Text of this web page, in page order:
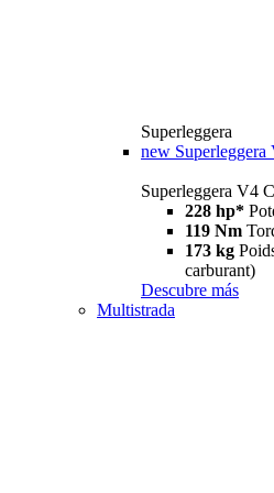
Superleggera
new
Superleggera V4
228 hp*
119 Nm
173 kg
carburant)
Descubre más
Multistrada